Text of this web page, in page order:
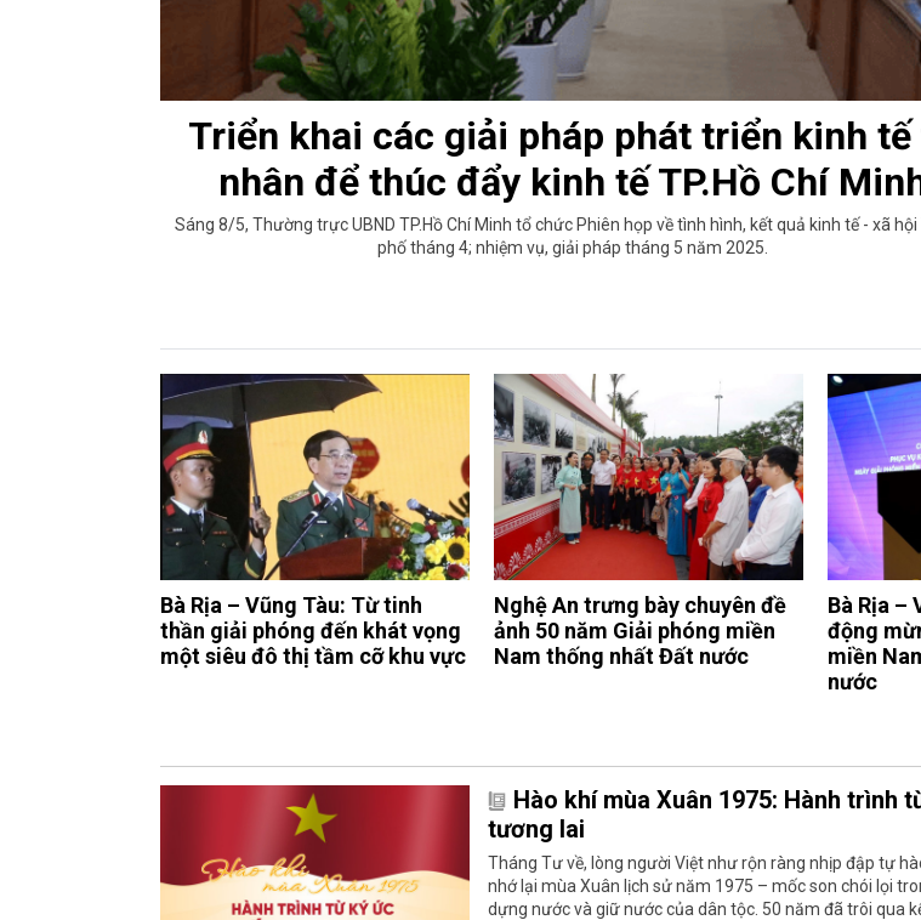
Triển khai các giải pháp phát triển kinh
nhân để thúc đẩy kinh tế TP.Hồ Chí
Sáng 8/5, Thường trực UBND TP.Hồ Chí Minh tổ chức Phiên họp về tình hình, kết quả kinh tế - xã
phố tháng 4; nhiệm vụ, giải pháp tháng 5 năm 2025.
Bà Rịa – Vũng Tàu: Từ tinh
thần giải phóng đến khát vọng
một siêu đô thị tầm cỡ khu vực
Nghệ An trưng bày chuyên đề
ảnh 50 năm Giải phóng miền
Nam thống nhất Đất nước
Bà Rịa –
động
miền
nước
Hào khí mùa Xuân 1975: Hành trình
tương lai
Tháng Tư về, lòng người Việt như rộn ràng nhịp đập tự
nhớ lại mùa Xuân lịch sử năm 1975 – mốc son chói lọi
dựng nước và giữ nước của dân tộc. 50 năm đã trôi qua